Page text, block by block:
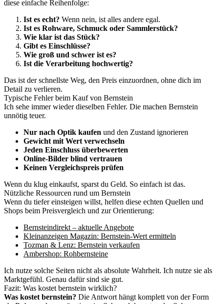
diese einfache Reihenfolge:
Ist es echt? Wenn nein, ist alles andere egal.
Ist es Rohware, Schmuck oder Sammlerstück?
Wie klar ist das Stück?
Gibt es Einschlüsse?
Wie groß und schwer ist es?
Ist die Verarbeitung hochwertig?
Das ist der schnellste Weg, den Preis einzuordnen, ohne dich im
Detail zu verlieren.
Typische Fehler beim Kauf von Bernstein
Ich sehe immer wieder dieselben Fehler. Die machen Bernstein
unnötig teuer.
Nur nach Optik kaufen und den Zustand ignorieren
Gewicht mit Wert verwechseln
Jeden Einschluss überbewerten
Online-Bilder blind vertrauen
Keinen Vergleichspreis prüfen
Wenn du klug einkaufst, sparst du Geld. So einfach ist das.
Nützliche Ressourcen rund um Bernstein
Wenn du tiefer einsteigen willst, helfen diese echten Quellen und
Shops beim Preisvergleich und zur Orientierung:
Bernsteindirekt – aktuelle Angebote
Kleinanzeigen Magazin: Bernstein-Wert ermitteln
Tozman & Lenz: Bernstein verkaufen
Ambershop: Rohbernsteine
Ich nutze solche Seiten nicht als absolute Wahrheit. Ich nutze sie als
Marktgefühl. Genau dafür sind sie gut.
Fazit: Was kostet bernstein wirklich?
Was kostet bernstein? Die Antwort hängt komplett von der Form